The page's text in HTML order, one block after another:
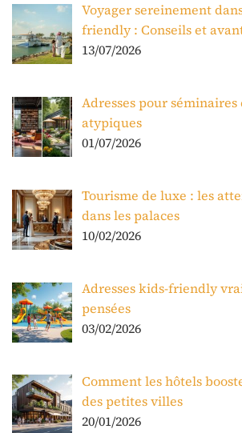
Voyager sereinement
friendly : Conseils et
13/07/2026
Adresses pour
atypiques
01/07/2026
Tourisme de luxe : les
dans les palaces
10/02/2026
Adresses kids-friendly
pensées
03/02/2026
Comment les hôtels
des petites villes
20/01/2026